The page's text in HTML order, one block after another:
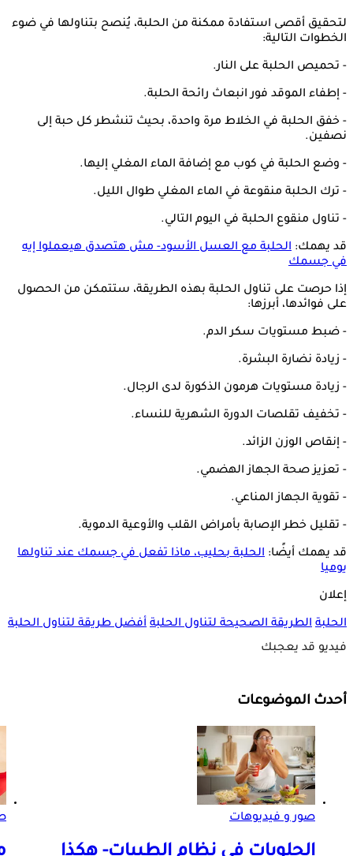
لتحقيق أقصى استفادة ممكنة من الحلبة، يُنصح بتناولها في ضوء
الخطوات التالية:
- تحميص الحلبة على النار.
- إطفاء الموقد فور انبعاث رائحة الحلبة.
- خفق الحلبة في الخلاط مرة واحدة، بحيث تنشطر كل حبة إلى
نصفين.
- وضع الحلبة في كوب مع إضافة الماء المغلي إليها.
- ترك الحلبة منقوعة في الماء المغلي طوال الليل.
- تناول منقوع الحلبة في اليوم التالي.
قد يهمك: الحلبة مع العسل الأسود- مش هتصدق هيعملوا إيه
في جسمك
إذا حرصت على تناول الحلبة بهذه الطريقة، ستتمكن من الحصول
على فوائدها، أبرزها:
- ضبط مستويات سكر الدم.
- زيادة نضارة البشرة.
- زيادة مستويات هرمون الذكورة لدى الرجال.
- تخفيف تقلصات الدورة الشهرية للنساء.
- إنقاص الوزن الزائد.
- تعزيز صحة الجهاز الهضمي.
- تقوية الجهاز المناعي.
- تقليل خطر الإصابة بأمراض القلب والأوعية الدموية.
قد يهمك أيضًا: الحلبة بحليب، ماذا تفعل في جسمك عند تناولها
يوميا
إعلان
الحلبة الطريقة الصحيحة لتناول الحلبة أفضل طريقة لتناول الحلبة
فيديو قد يعجبك
أحدث الموضوعات
صور و فيديوهات